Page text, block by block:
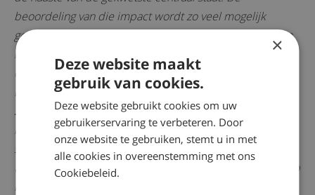
beoordeling van die impact wordt zo veel mogelijk
geobjectiveerd door middel van de aard en omvang van
het letsel van de gekwetste. Het leed van de naaste is
daarvan een onvermijdelijke afgeleide. De AMA-guides
kunnen bij de objectivering van het leed behulpzaam
zijn. Een functiestoornis van de gekwetste wordt aan de
hand hiervan op een objectieve wijze vastgesteld. In de
schaderegeling is het uitgaan van percentages
functiestoornis gebruikelijk. De weerslag van het letsel op
het leven van de gekwetste en de naaste kan ook uit
×
Deze website maakt
gebruik van cookies.
Deze website gebruikt cookies om uw
gebruikerservaring te verbeteren. Door
onze website te gebruiken, stemt u in met
alle cookies in overeenstemming met ons
Cookiebeleid.